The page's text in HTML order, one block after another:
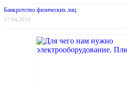
Банкротство физических лиц
27.04.2019